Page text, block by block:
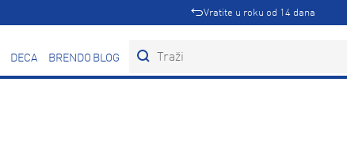
Vratite u roku od 14 dana
DECA BRENDOVIBLOG